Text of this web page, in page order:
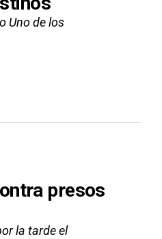
Uno de los
presos
la tarde el